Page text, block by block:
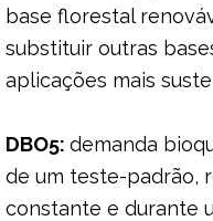
base florestal
substituir outras
aplicações mais
DBO5: demanda
de um teste-padrão,
constante e durante